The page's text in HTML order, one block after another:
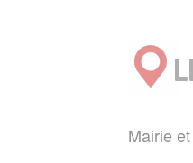
Mairie